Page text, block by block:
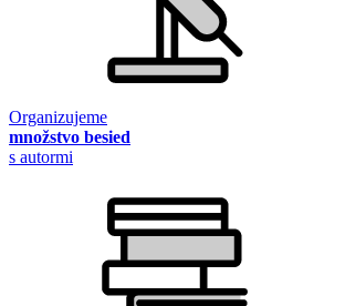
Organizujeme
množstvo besied
s autormi